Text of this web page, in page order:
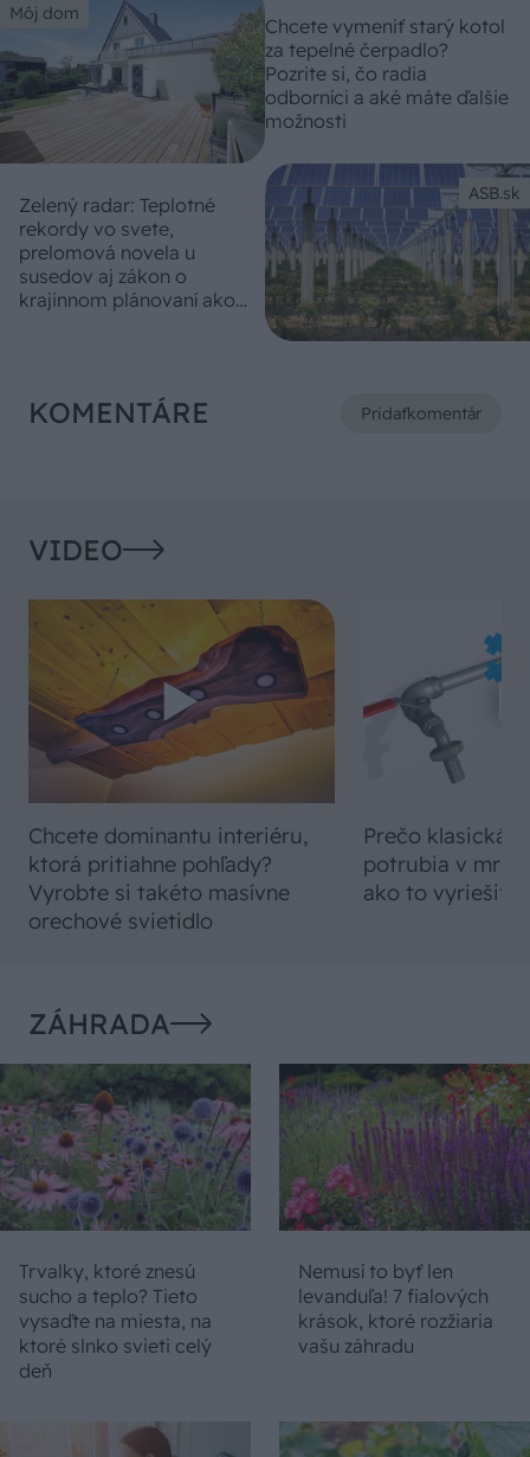
Môj dom
Chcete vymeniť starý kotol
za tepelné čerpadlo?
Pozrite si, čo radia
odborníci a aké máte ďalšie
možnosti
ASB.sk
Zelený radar: Teplotné
rekordy vo svete,
prelomová novela u
susedov aj zákon o
krajinnom plánovaní ako
KOMENTÁRE Pridaťkomentár
VIDEO
Chcete dominantu interiéru,
ktorá pritiahne pohľady?
Vyrobte si takéto masívne
orechové svietidlo
Prečo klasická
potrubia v
ako to vyriešiť
ZÁHRADA
Trvalky, ktoré znesú
sucho a teplo? Tieto
vysaďte na miesta, na
ktoré slnko svieti celý
deň
Nemusí to byť len
levanduľa! 7 fialových
krások, ktoré rozžiaria
vašu záhradu